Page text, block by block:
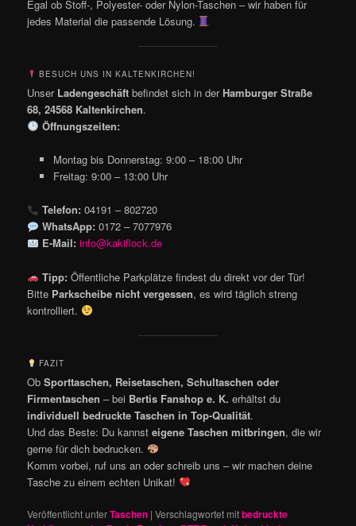
Egal ob Stoff-, Polyester- oder Nylon-Taschen – wir haben für
jedes Material die passende Lösung.
BESUCH UNS IN KALTENKIRCHEN!
Unser Ladengeschäft befindet sich in der Hamburger Straße
68, 24568 Kaltenkirchen.
Öffnungszeiten:
Montag bis Donnerstag: 9:00 – 18:00 Uhr
Freitag: 9:00 – 13:00 Uhr
Telefon: 04191 – 802720
WhatsApp: 0172 – 7077976
E-Mail: info@kakiflock.de
Tipp: Öffentliche Parkplätze findest du direkt vor der Tür!
Bitte Parkscheibe nicht vergessen, es wird täglich streng
kontrolliert.
FAZIT
ObSporttaschen, Reisetaschen, Schultaschen oder
Firmentaschen – bei Bertis Fanshop e. K. erhältst du
individuell bedruckte Taschen in Top-Qualität.
Und das Beste: Du kannsteigene Taschen mitbringen, die wir
gerne für dich bedrucken.
Komm vorbei, ruf uns an oder schreib uns – wir machen deine
Tasche zu einem echten Unikat!
Veröffentlicht unterTaschen |Verschlagwortet mitbedruckte